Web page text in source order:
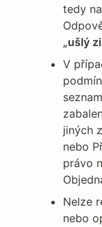
tedy
„ušlý
V
jiných
nebo
právo
Nelze
nebo